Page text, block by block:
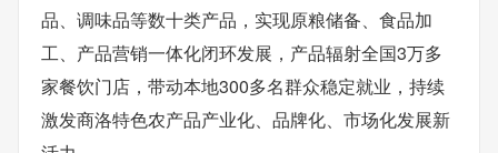
品、调味品等数十类产品，实现原粮储备、食品加
工、产品营销一体化闭环发展，产品辐射全国3万多
家餐饮门店，带动本地300多名群众稳定就业，持续
激发商洛特色农产品产业化、品牌化、市场化发展新